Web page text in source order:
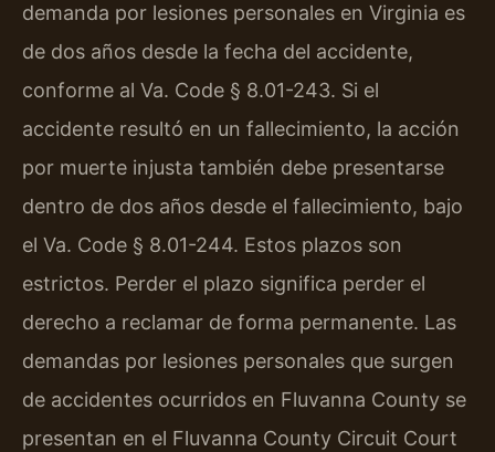
demanda por lesiones personales en Virginia es
de dos años desde la fecha del accidente,
conforme al Va. Code § 8.01-243. Si el
accidente resultó en un fallecimiento, la acción
por muerte injusta también debe presentarse
dentro de dos años desde el fallecimiento, bajo
el Va. Code § 8.01-244. Estos plazos son
estrictos. Perder el plazo significa perder el
derecho a reclamar de forma permanente. Las
demandas por lesiones personales que surgen
de accidentes ocurridos en Fluvanna County se
presentan en el Fluvanna County Circuit Court